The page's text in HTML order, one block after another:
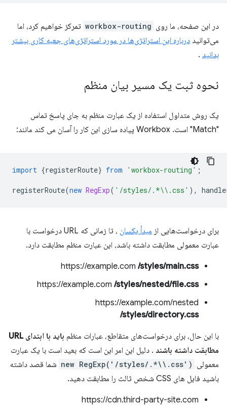
در این صفحه، ما روی workbox-routing تمرکز خواهیم کرد، اما
می‌توانید درباره این استراتژی‌ها در مورد استراتژی‌های جعبه کاری بیشتر
بدانید .
نحوه ثبت یک مسیر بیان منظم
یک روش متداول استفاده از یک عبارت منظم به جای پاسخ تماس
"Match" است. Workbox پیاده سازی این کار را آسان می کند مانند:
import {registerRoute} from 'workbox-routing' ;
registerRoute(new RegExp( '/styles/.*\\.css' ),
برای درخواست‌هایی از مبدأ یکسان
، تا زمانی که URL درخواست با
عبارت معمولی مطابقت داشته باشد، این عبارت منظم مطابقت دارد.
https://example.com /styles/main.css
https://example.com /styles/nested/file.css
https://example.com/nested
/styles/directory.css
با این حال، برای درخواست‌های متقاطع، عبارات منظم
باید با ابتدای URL
مطابقت داشته باشند . دلیل این امر این است که بعید است با یک عبارت
معمولی new RegExp('/styles/.*\\.css') شما قصد داشته
باشید فایل های CSS شخص ثالث را مطابقت دهید.
https://cdn.third-party-site.com